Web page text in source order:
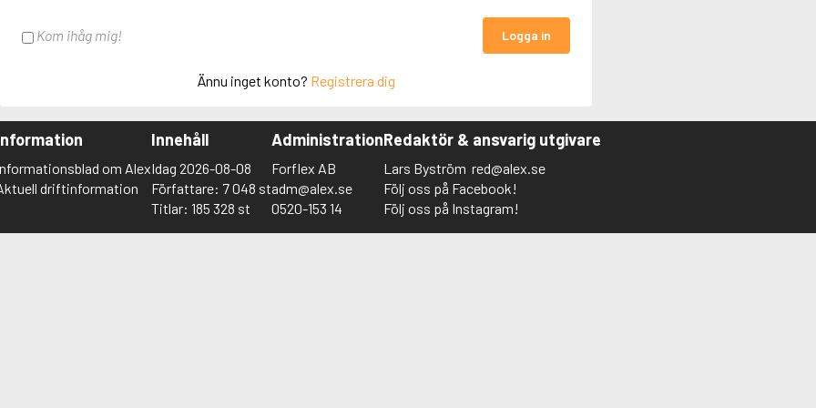
Kom ihåg mig! Logga in
Ännu inget konto? Registrera dig
om Alex
driftinformation
Innehåll
Idag 2026-08-08
Författare: 7 048 st
Titlar: 185 328 st
Administration
Forflex AB
adm@alex.se
0520-153 14
Redaktör & ansvarig utgivare
Lars Byström red@alex.se
Följ oss på Facebook!
Följ oss på Instagram!